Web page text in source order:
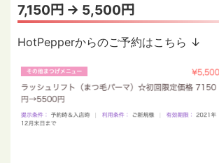
7,150円 → 5,500円
HotPepperからのご予約はこちら ↓